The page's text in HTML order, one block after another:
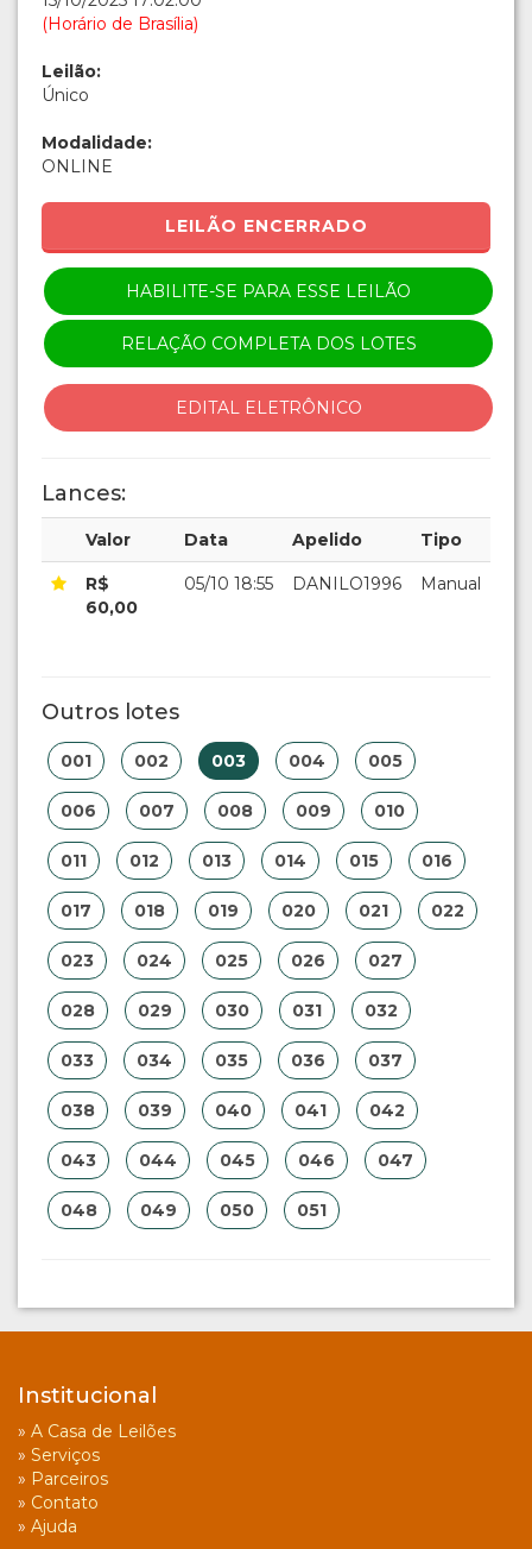
(Horário de Brasília)
Leilão:
Único
Modalidade:
ONLINE
LEILÃO ENCERRADO
HABILITE-SE PARA ESSE LEILÃO
RELAÇÃO COMPLETA DOS LOTES
EDITAL ELETRÔNICO
Lances:
Valor Data Apelido Tipo
R$
60,00
05/10 18:55 DANILO1996 Manual
Outros lotes
001 002 003 004 005
006 007 008 009 010
011 012 013 014 015 016
017 018 019 020 021 022
023 024 025 026 027
028 029 030 031 032
033 034 035 036 037
038 039 040 041 042
043 044 045 046 047
048 049 050 051
Institucional
» A Casa de Leilões
» Serviços
» Parceiros
» Contato
» Ajuda